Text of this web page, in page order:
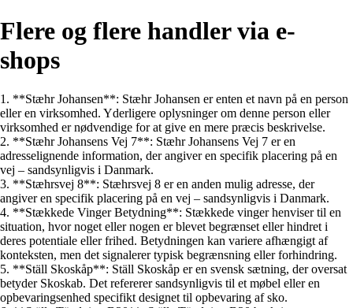
Flere og flere handler via e-
shops
1. **Stæhr Johansen**: Stæhr Johansen er enten et navn på en person
eller en virksomhed. Yderligere oplysninger om denne person eller
virksomhed er nødvendige for at give en mere præcis beskrivelse.
2. **Stæhr Johansens Vej 7**: Stæhr Johansens Vej 7 er en
adresselignende information, der angiver en specifik placering på en
vej – sandsynligvis i Danmark.
3. **Stæhrsvej 8**: Stæhrsvej 8 er en anden mulig adresse, der
angiver en specifik placering på en vej – sandsynligvis i Danmark.
4. **Stækkede Vinger Betydning**: Stækkede vinger henviser til en
situation, hvor noget eller nogen er blevet begrænset eller hindret i
deres potentiale eller frihed. Betydningen kan variere afhængigt af
konteksten, men det signalerer typisk begrænsning eller forhindring.
5. **Ställ Skoskåp**: Ställ Skoskåp er en svensk sætning, der oversat
betyder Skoskab. Det refererer sandsynligvis til et møbel eller en
opbevaringsenhed specifikt designet til opbevaring af sko.